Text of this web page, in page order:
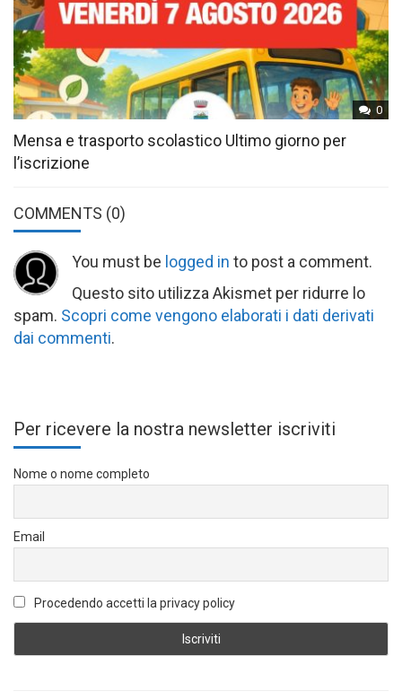
0
Mensa e trasporto scolastico Ultimo giorno per
l’iscrizione
COMMENTS (0)
You must be logged in to post a comment.
Questo sito utilizza Akismet per ridurre lo
spam. Scopri come vengono elaborati i dati derivati
dai commenti.
Per ricevere la nostra newsletter iscriviti
Nome o nome completo
Email
Procedendo accetti la privacy policy